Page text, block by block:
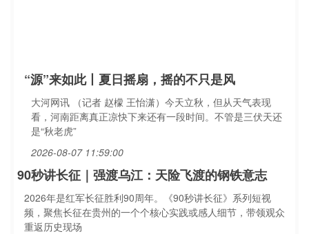
“源”来如此丨夏日摇扇，摇的不只是风
大河网讯 （记者 赵檬 王怡潇）今天立秋，但从天气表现
看，河南距离真正凉快下来还有一段时间。不管是三伏天还
是“秋老虎”
2026-08-07 11:59:00
90秒讲长征｜强渡乌江：天险飞渡的钢铁意志
2026年是红军长征胜利90周年。《90秒讲长征》系列短视
频，聚焦长征在贵州的一个个核心实践或感人细节，带领观众
重返历史现场